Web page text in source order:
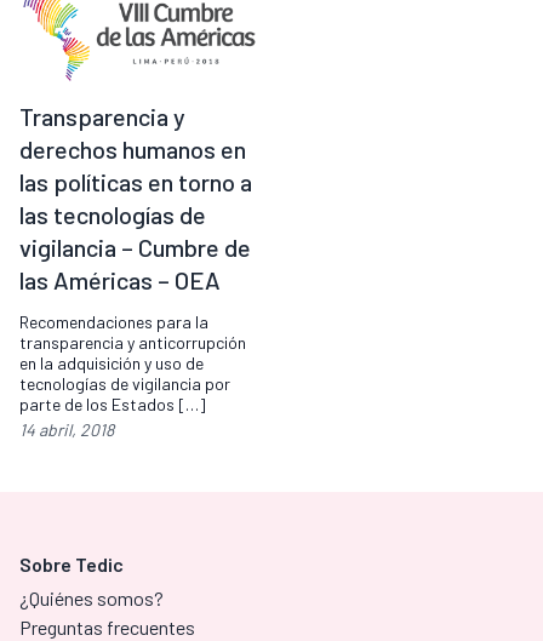
Transparencia y
derechos humanos en
las políticas en torno a
las tecnologías de
vigilancia – Cumbre de
las Américas – OEA
Recomendaciones para la
transparencia y anticorrupción
en la adquisición y uso de
tecnologías de vigilancia por
parte de los Estados […]
14 abril, 2018
Sobre Tedic
¿Quiénes somos?
Preguntas frecuentes